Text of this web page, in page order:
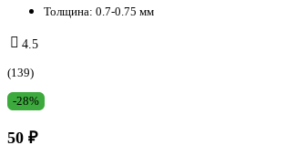
Толщина: 0.7-0.75 мм
4.5
(139)
-28%
50 ₽